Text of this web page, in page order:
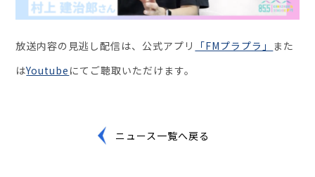
経営チーム
沿革
会社概要
放送内容の見逃し配信は、公式アプリ 「FMプラプラ」 また
はYoutube にてご聴取いただけます。
ニュース一覧へ戻る